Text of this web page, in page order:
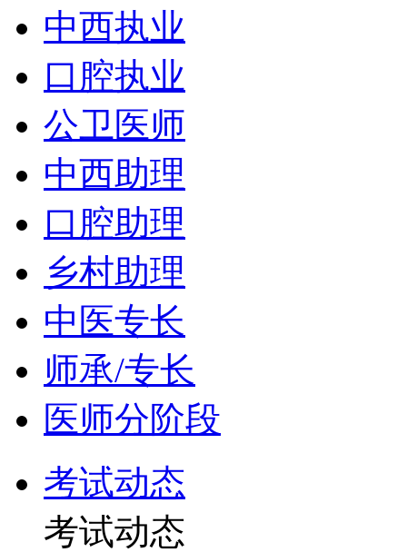
中西执业
口腔执业
公卫医师
中西助理
口腔助理
乡村助理
中医专长
师承/专长
医师分阶段
考试动态
考试动态